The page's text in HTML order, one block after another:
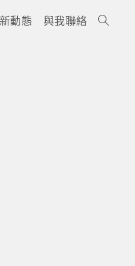
動態 與我聯絡